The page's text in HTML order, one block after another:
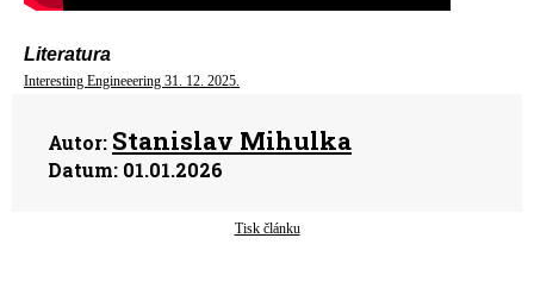
Literatura
Interesting Engineeering 31. 12. 2025.
Autor: Stanislav Mihulka
Datum: 01.01.2026
Tisk článku